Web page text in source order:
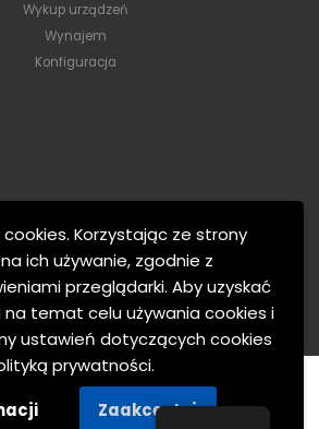
Korzystając ze strony
ich używanie, zgodnie z
przeglądarki. Aby uzyskać
temat celu używania cookies i
ustawień dotyczących cookies
prywatności.
Zaakceptuj
Wykup urządzeń
Wynajem
Konfiguracja
© 2021. Wszelkie prawa zastrzeżone.